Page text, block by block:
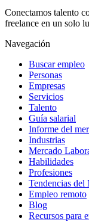
Conectamos talento
freelance en un solo
Navegación
Buscar empleo
Personas
Empresas
Servicios
Talento
Guía salarial
Informe del
Industrias
Mercado
Habilidades
Profesiones
Tendencias del
Empleo remoto
Blog
Recursos para